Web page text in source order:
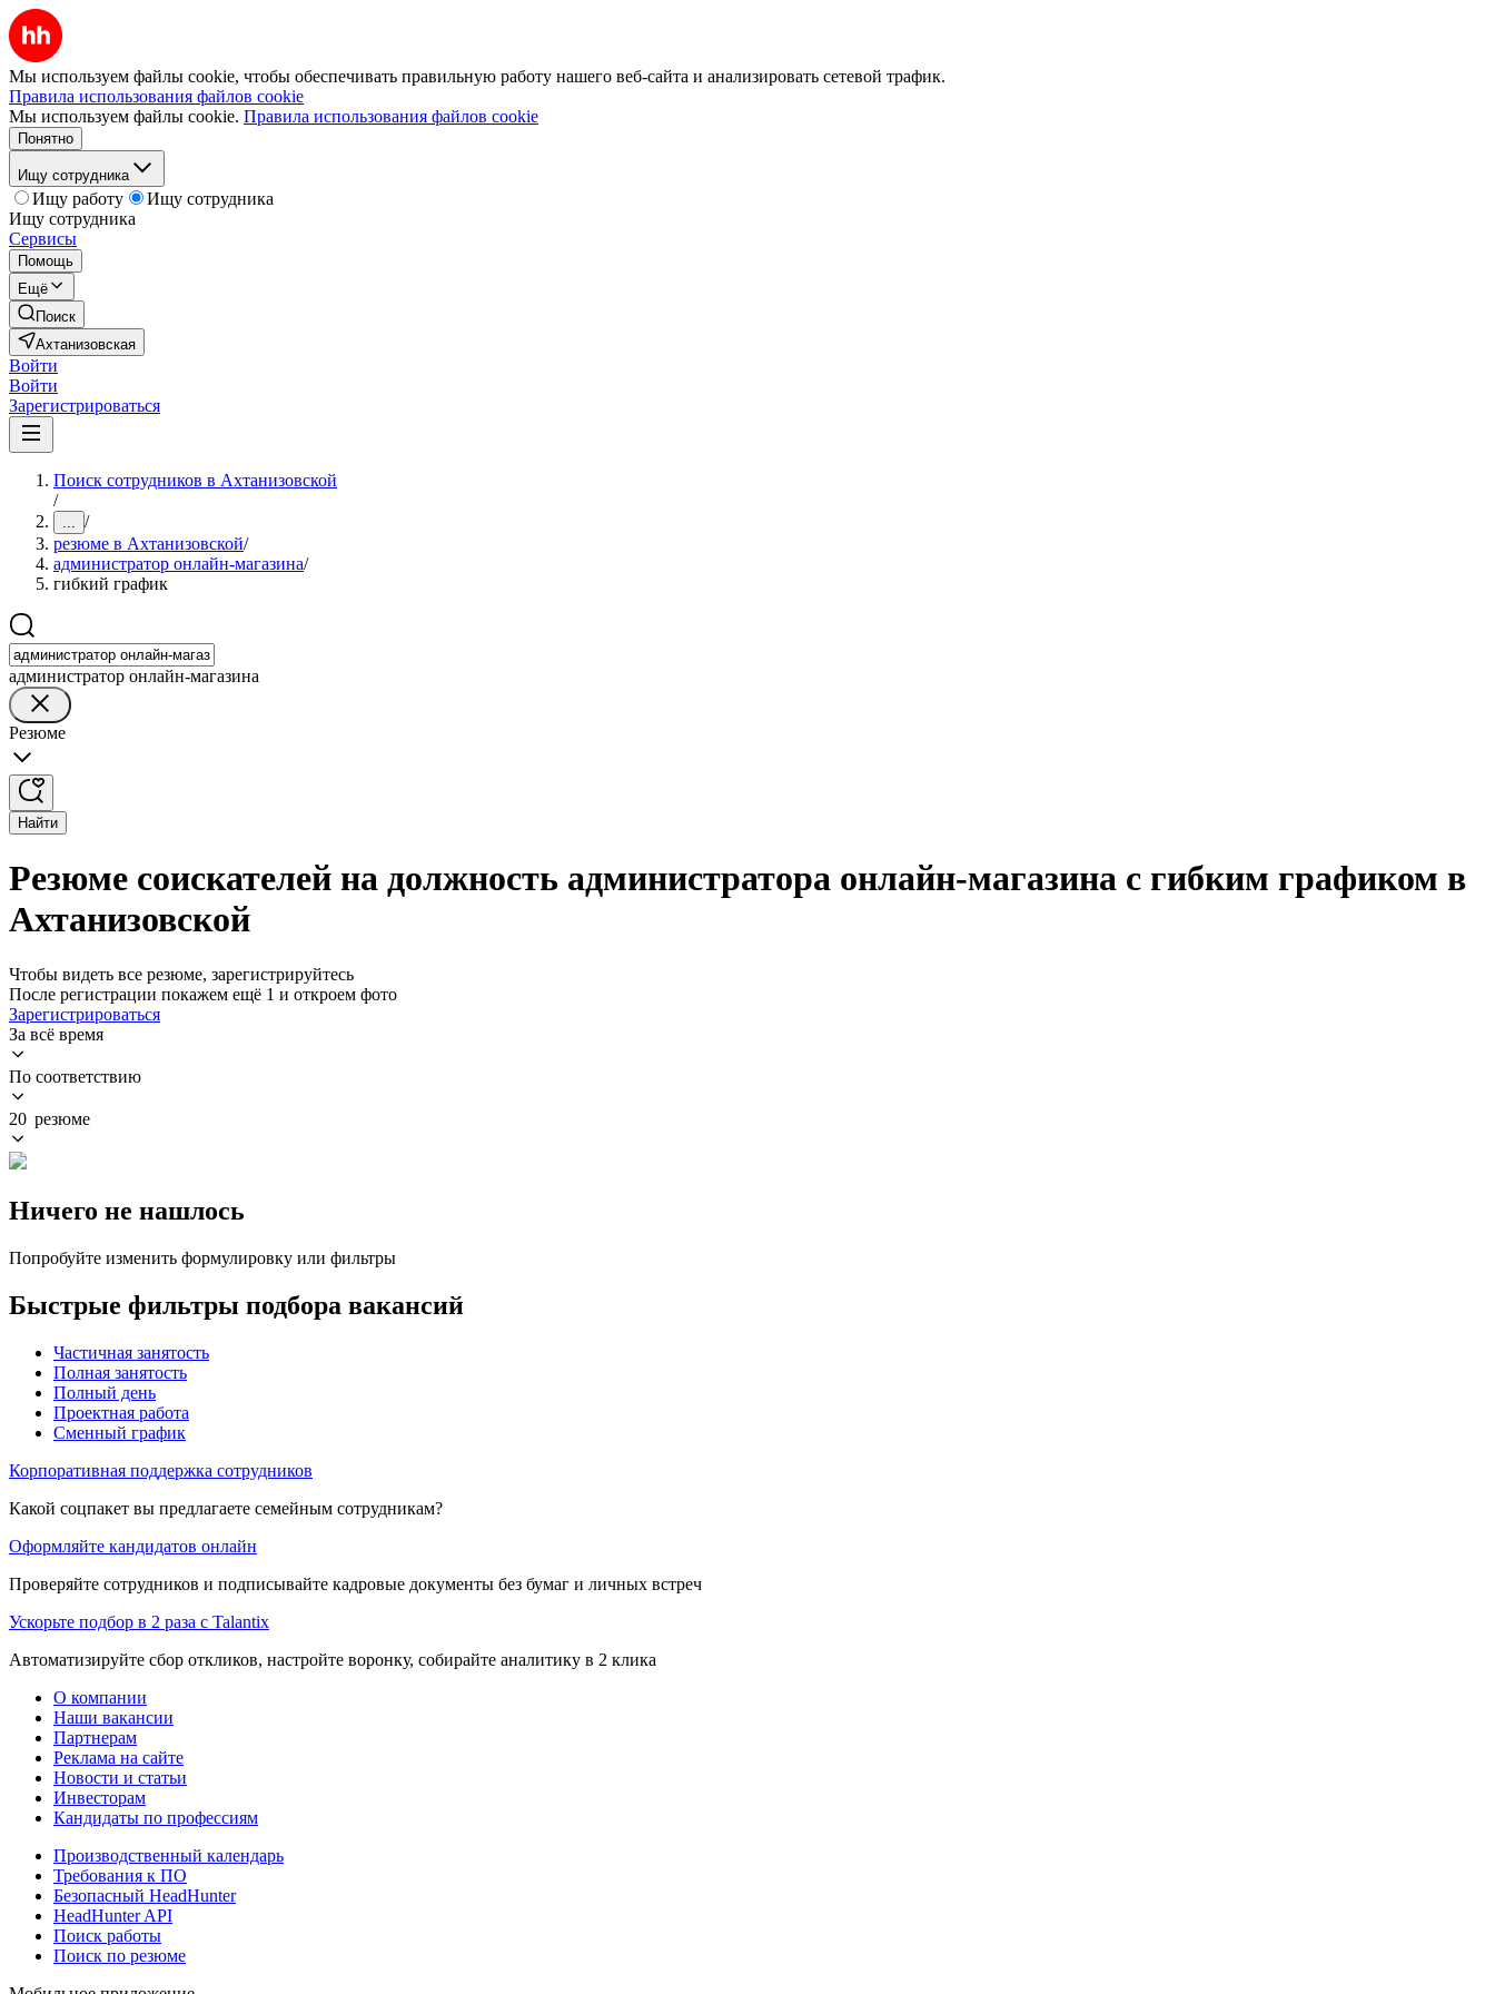
Мы используем файлы cookie, чтобы обеспечивать правильную работу нашего веб-сайта и анализировать сетевой трафик.
Правила использования файлов cookie
Мы используем файлы cookie. Правила использования файлов cookie
Понятно
Ищу сотрудника
Ищу работу
Ищу сотрудника
Ищу сотрудника
Сервисы
Помощь
Ещё
Поиск
Ахтанизовская
Войти
Войти
Зарегистрироваться
Поиск сотрудников в Ахтанизовской
/
... /
резюме в Ахтанизовской/
администратор онлайн-магазина/
гибкий график
администратор онлайн-магазина
Резюме
Найти
Резюме соискателей на должность администратора онлайн-магазина с гибким графиком в
Ахтанизовской
Чтобы видеть все резюме, зарегистрируйтесь
После регистрации покажем ещё 1 и откроем фото
Зарегистрироваться
За всё время
По соответствию
20 резюме
Ничего не нашлось
Попробуйте изменить формулировку или фильтры
Быстрые фильтры подбора вакансий
Частичная занятость
Полная занятость
Полный день
Проектная работа
Сменный график
Корпоративная поддержка сотрудников
Какой соцпакет вы предлагаете семейным сотрудникам?
Оформляйте кандидатов онлайн
Проверяйте сотрудников и подписывайте кадровые документы без бумаг и личных встреч
Ускорьте подбор в 2 раза с Talantix
Автоматизируйте сбор откликов, настройте воронку, собирайте аналитику в 2 клика
О компании
Наши вакансии
Партнерам
Реклама на сайте
Новости и статьи
Инвесторам
Кандидаты по профессиям
Производственный календарь
Требования к ПО
Безопасный HeadHunter
HeadHunter API
Поиск работы
Поиск по резюме